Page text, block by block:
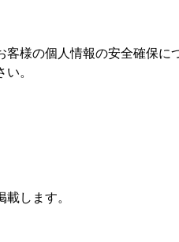
様の個人情報の安全確保
。
載します。